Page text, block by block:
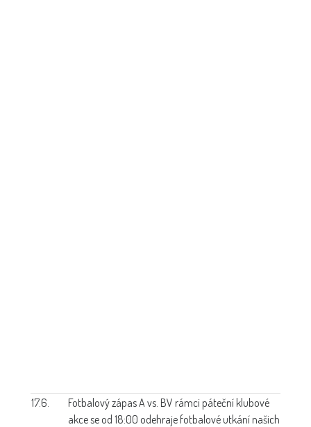
17.6. Fotbalový zápas A vs. BV rámci páteční klubové
akce se od 18:00 odehraje fotbalové utkání našich